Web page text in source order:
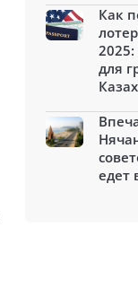
Как
для
едет